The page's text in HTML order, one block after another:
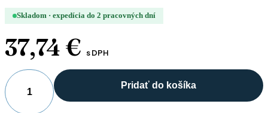
Skladom · expedícia do 2 pracovných dní
37,74 € s DPH
množstvo
Detox
Pridať do košíka